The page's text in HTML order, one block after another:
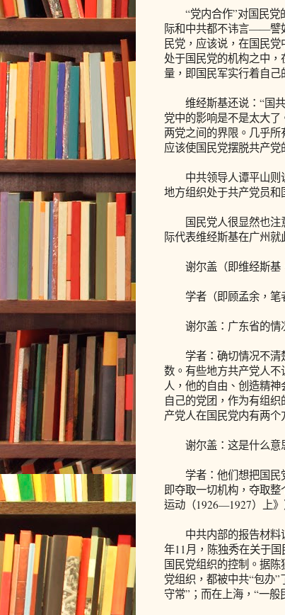
“党内合作”对国民党
际和中共都不讳言——譬
民党，应该说，在国民
处于国民党的机构之中
量，即国民军实行着自己
维经斯基还说：“国共
党中的影响是不是太大
两党之间的界限。几乎
应该使国民党摆脱共产
中共领导人谭平山则
地方组织处于共产党员和
国民党人很显然也注
际代表维经斯基在广州就
谢尔盖（即维经斯基
学者（即顾孟余，笔
谢尔盖：广东省的情
学者：确切情况不清
数。有些地方共产党人
人，他的自由、创造精
自己的党团，作为有组
产党人在国民党内有两
谢尔盖：这是什么意
学者：他们想把国民党
即夺取一切机构，夺取
运动（1926—1927）上》
中共内部的报告材料
年11月，陈独秀在关于
国民党组织的控制。据
党组织，都被中共“包办
守常”；而在上海，“一般